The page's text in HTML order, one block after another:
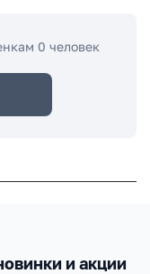
0 человек
и акции